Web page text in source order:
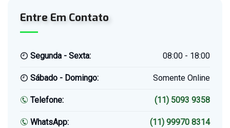
Entre Em Contato
Segunda - Sexta: 08:00 - 18:00
Sábado - Domingo: Somente Online
Telefone: (11) 5093 9358
WhatsApp: (11) 99970 8314